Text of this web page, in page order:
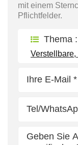
mit einem
Pflichtfelder.
Thema :